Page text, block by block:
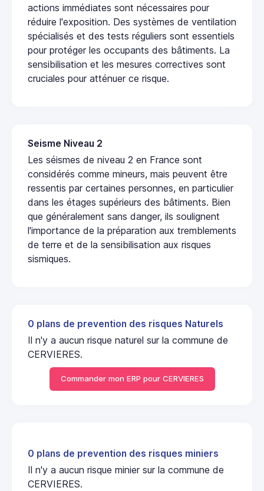
actions immédiates sont nécessaires pour
réduire l'exposition. Des systèmes de ventilation
spécialisés et des tests réguliers sont essentiels
pour protéger les occupants des bâtiments. La
sensibilisation et les mesures correctives sont
cruciales pour atténuer ce risque.
Seisme Niveau 2
Les séismes de niveau 2 en France sont
considérés comme mineurs, mais peuvent être
ressentis par certaines personnes, en particulier
dans les étages supérieurs des bâtiments. Bien
que généralement sans danger, ils soulignent
l'importance de la préparation aux tremblements
de terre et de la sensibilisation aux risques
sismiques.
0 plans de prevention des risques Naturels
Il n'y a aucun risque naturel sur la commune de
CERVIERES.
Commander mon ERP pour CERVIERES
0 plans de prevention des risques miniers
Il n'y a aucun risque minier sur la commune de
CERVIERES.